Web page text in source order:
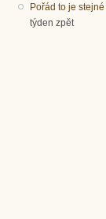
Pořád to je stejné
týden zpět